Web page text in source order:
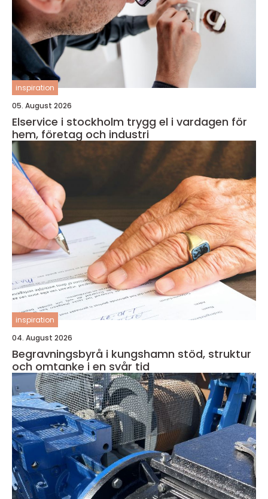
inspiration
05. August 2026
Elservice i stockholm trygg el i vardagen för
hem, företag och industri
inspiration
04. August 2026
Begravningsbyrå i kungshamn stöd, struktur
och omtanke i en svår tid